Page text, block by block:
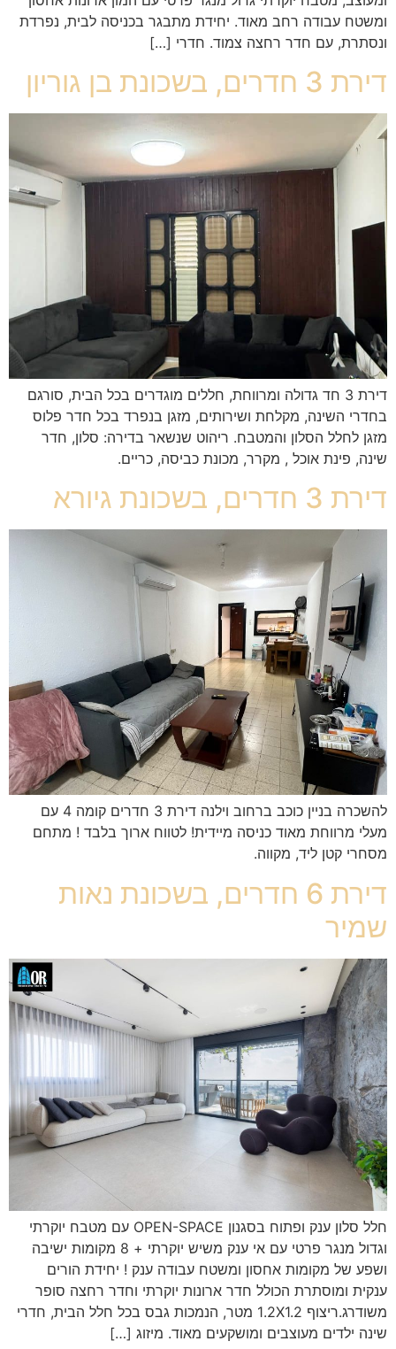
ומשטח עבודה רחב מאוד. יחידת מתבגר בכניסה לבית, נפרדת
ונסתרת, עם חדר רחצה צמוד. חדרי […]
דירת 3 חדרים, בשכונת בן גוריון
דירת 3 חד גדולה ומרווחת, חללים מוגדרים בכל הבית, סורגם
בחדרי השינה, מקלחת ושירותים, מזגן בנפרד בכל חדר פלוס
מזגן לחלל הסלון והמטבח. ריהוט שנשאר בדירה: סלון, חדר
שינה, פינת אוכל , מקרר, מכונת כביסה, כריים.
דירת 3 חדרים, בשכונת גיורא
להשכרה בניין כוכב ברחוב וילנה דירת 3 חדרים קומה 4 עם
מעלי מרווחת מאוד כניסה מיידית! לטווח ארוך בלבד ! מתחם
מסחרי קטן ליד, מקווה.
דירת 6 חדרים, בשכונת נאות
שמיר
חלל סלון ענק ופתוח בסגנון OPEN-SPACE עם מטבח יוקרתי
וגדול מנגר פרטי עם אי ענק משיש יוקרתי + 8 מקומות ישיבה
ושפע של מקומות אחסון ומשטח עבודה ענק ! יחידת הורים
ענקית ומוסתרת הכולל חדר ארונות יוקרתי וחדר רחצה סופר
משודרג.ריצוף 1.2X1.2 מטר, הנמכות גבס בכל חלל הבית, חדרי
שינה ילדים מעוצבים ומושקעים מאוד. מיזוג […]